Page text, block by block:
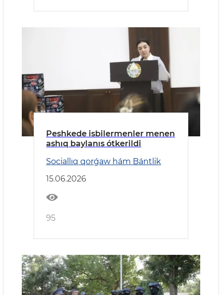
Peshkede isbilermenler menen
ashıq baylanıs ótkerildi
Sociallıq qorǵaw hám Bántlik
15.06.2026
95